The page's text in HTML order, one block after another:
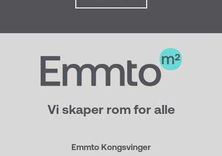
Vi skaper rom for alle
Emmto Kongsvinger